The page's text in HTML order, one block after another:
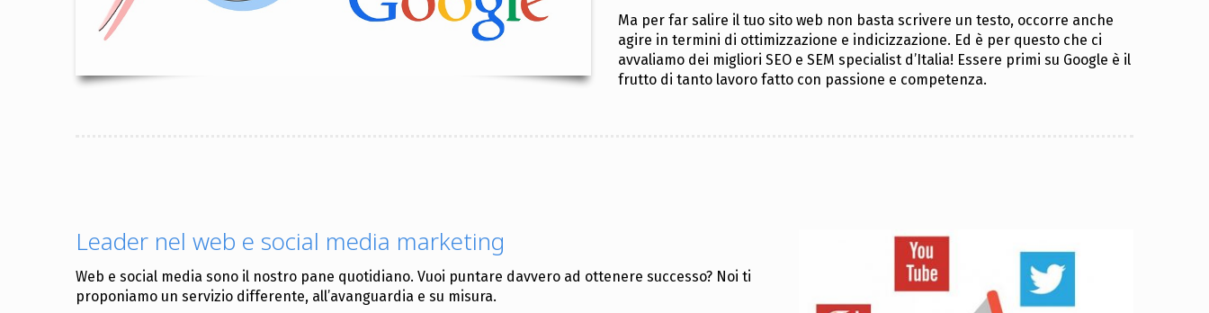
Ma per far salire il tuo sito web non basta scrivere un testo, occorre anche
agire in termini di ottimizzazione e indicizzazione. Ed è per questo che ci
avvaliamo dei migliori SEO e SEM specialist d’Italia! Essere primi su Google è il
frutto di tanto lavoro fatto con passione e competenza.
Leader nel web e social media marketing
Web e social media sono il nostro pane quotidiano. Vuoi puntare davvero ad ottenere successo? Noi ti
proponiamo un servizio differente, all’avanguardia e su misura.